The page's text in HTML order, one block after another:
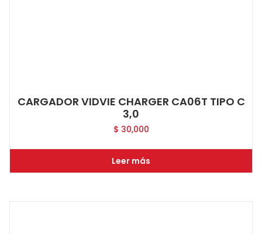
CARGADOR VIDVIE CHARGER CA06T TIPO C
3,0
$ 30,000
Leer más